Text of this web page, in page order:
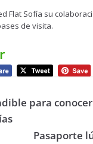
Flat Sofía su
de visita.
para
Pasaporte